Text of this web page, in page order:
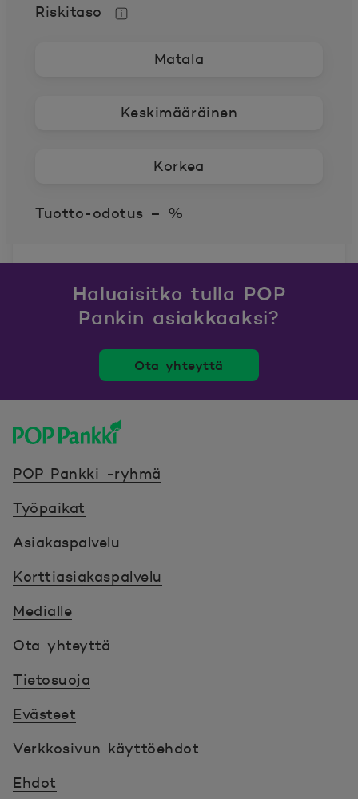
Riskitaso Lisätietoja
Matala
Keskimääräinen
Korkea
Tuotto-odotus – %
Haluaisitko tulla POP
Pankin asiakkaaksi?
Ota yhteyttä
POP Pankki -ryhmä
Työpaikat
Asiakaspalvelu
Korttiasiakaspalvelu
Medialle
Ota yhteyttä
Tietosuoja
Evästeet
Verkkosivun käyttöehdot
Ehdot